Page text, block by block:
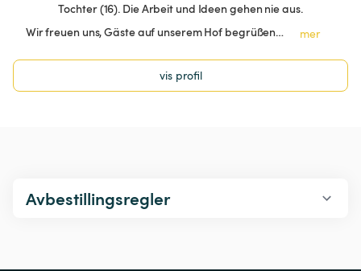
Tochter (16). Die Arbeit und Ideen gehen nie aus.
Wir freuen uns, Gäste auf unserem Hof begrüßen…
mer
vis profil
Avbestillingsregler